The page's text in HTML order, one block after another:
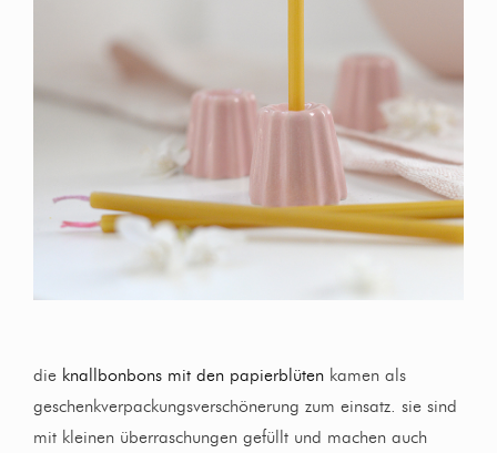
die knallbonbons mit den papierblüten kamen als
geschenkverpackungsverschönerung zum einsatz. sie sind
mit kleinen überraschungen gefüllt und machen auch